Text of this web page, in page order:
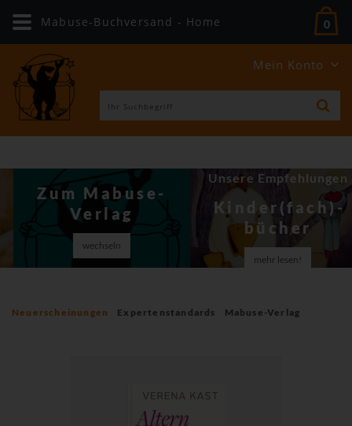
Mein Konto
0
Zum Mabuse-
Verlag
wechseln
Unsere Empfehlungen
Kinder(fach)­
bücher
mehr lesen!
Neuerscheinungen Expertenstandards Mabuse-Verlag
Mabuse-Buchversand - Home